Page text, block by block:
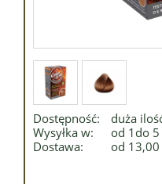
Dostępność:
duża
Wysyłka w:
od 1do
Dostawa:
od 13,00
Cena nie zawiera